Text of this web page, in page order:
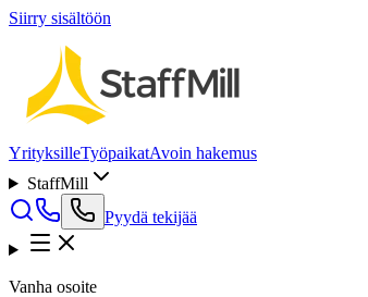
Siirry sisältöön
YrityksilleTyöpaikatAvoin hakemus
StaffMill
Pyydä tekijää
Vanha osoite